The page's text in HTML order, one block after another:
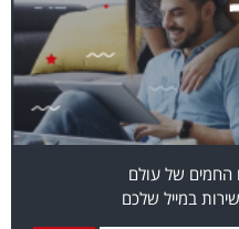
החמים של עולם
במייל שלכם